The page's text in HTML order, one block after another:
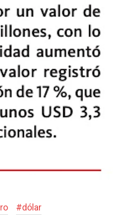
#dólar